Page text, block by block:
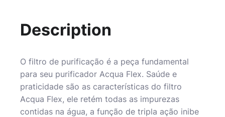
Description
O filtro de purificação é a peça fundamental
para seu purificador Acqua Flex. Saúde e
praticidade são as características do filtro
Acqua Flex, ele retém todas as impurezas
contidas na água, a função de tripla ação inibe